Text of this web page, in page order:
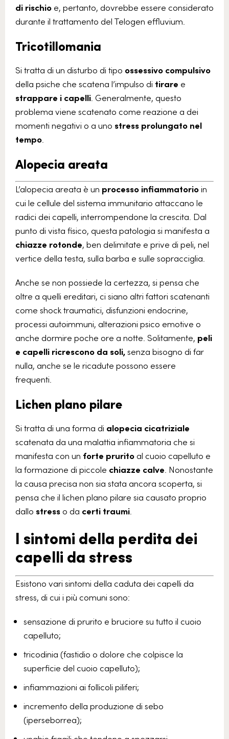
di rischio e, pertanto, dovrebbe essere considerato
durante il trattamento del Telogen effluvium.
Tricotillomania
Si tratta di un disturbo di tipo ossessivo compulsivo
della psiche che scatena l’impulso di tirare e
strappare i capelli. Generalmente, questo
problema viene scatenato come reazione a dei
momenti negativi o a uno stress prolungato nel
tempo.
Alopecia areata
L’alopecia areata è un processo infiammatorioin
cui le cellule del sistema immunitario attaccano le
radici dei capelli, interrompendone la crescita. Dal
punto di vista fisico, questa patologia si manifesta a
chiazze rotonde, ben delimitate e prive di peli, nel
vertice della testa, sulla barba e sulle sopracciglia.
Anche se non possiede la certezza, si pensa che
oltre a quelli ereditari, ci siano altri fattori scatenanti
come shock traumatici, disfunzioni endocrine,
processi autoimmuni, alterazioni psico emotive o
anche dormire poche ore a notte. Solitamente, peli
e capelli ricrescono da soli,senza bisogno di far
nulla, anche se le ricadute possono essere
frequenti.
Lichen plano pilare
Si tratta di una forma di alopecia cicatriziale
scatenata da una malattia infiammatoria che si
manifesta con un forte pruritoal cuoio capelluto e
la formazione di piccole chiazze calve. Nonostante
la causa precisa non sia stata ancora scoperta, si
pensa che il lichen plano pilare sia causato proprio
dallo stresso da certi traumi.
I sintomi della perdita dei
capelli da stress
Esistono vari sintomi della caduta dei capelli da
stress, di cui i più comuni sono:
sensazione di prurito e bruciore su tutto il cuoio
capelluto;
tricodinia (fastidio o dolore che colpisce la
superficie del cuoio capelluto);
infiammazioni ai follicoli piliferi;
incremento della produzione di sebo
(iperseborrea);